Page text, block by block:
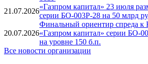
21.07.2026
«Газпром капитал» 23 июля
серии БО-003Р-28 на 50 млрд
20.07.2026
Финальный ориентир спреда к
«Газпром капитал» серии БО-
на уровне 150 б.п.
Все новости организации